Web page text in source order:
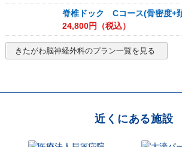
脊椎ドック Cコース(骨密度+
24,800円（税込）
きたがわ脳神経外科のプラン一覧を見る
近くにある施設